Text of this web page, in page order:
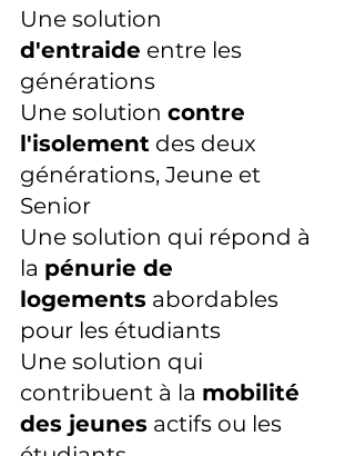
Une solution
d'entraide entre les
générations
Une solution contre
l'isolement des deux
générations, Jeune et
Senior
Une solution qui répond à
la pénurie de
logements abordables
pour les étudiants
Une solution qui
contribuent à la mobilité
des jeunes actifs ou les